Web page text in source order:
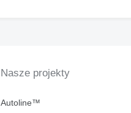
Nasze projekty
Autoline™